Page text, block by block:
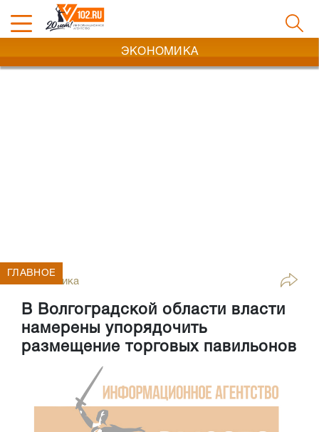
ЭКОНОМИКА
Экономика
В Волгоградской области власти
намерены упорядочить
размещение торговых павильонов
ГЛАВНОЕ